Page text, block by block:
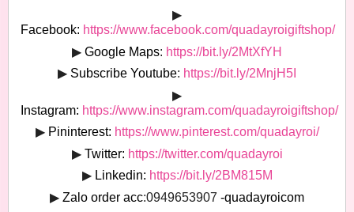
▶
Facebook: https://www.facebook.com/quadayroigiftshop/
▶ Google Maps: https://bit.ly/2MtXfYH
▶ Subscribe Youtube: https://bit.ly/2MnjH5I
▶
Instagram: https://www.instagram.com/quadayroigiftshop/
▶ Pininterest: https://www.pinterest.com/quadayroi/
▶ Twitter: https://twitter.com/quadayroi
▶ Linkedin: https://bit.ly/2BM815M
▶ Zalo order acc:0949653907 -quadayroicom